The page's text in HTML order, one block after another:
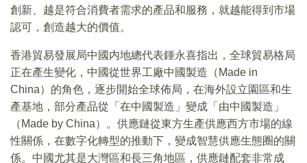
創新、越是符合消費者需求的產品和服務，就越能得到市場
認可，創造越大的價值。
香港貿易發展局中國内地總代表鍾永喜指出，全球貿易格局
正在產生變化，中國從世界工廠中國製造（Made in
China）的角色，逐步開始全球佈局，在海外設立園區和生
產基地，部分產品從「在中國製造」變成「由中國製造」
（Made by China）。供應鏈從東方生產供應西方市場的線
性關係，在數字化轉型的推動下，變成智慧供應生態圈的關
係。中國尤其是大灣區和長三角地區，供應鏈配套非常成